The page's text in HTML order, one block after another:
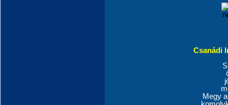
Csanádi
Megy